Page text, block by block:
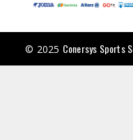
© 2025 Conersys Sports